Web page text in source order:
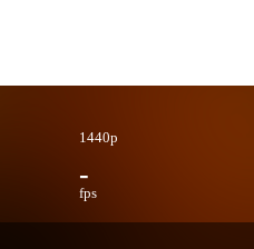
1440p
-
fps